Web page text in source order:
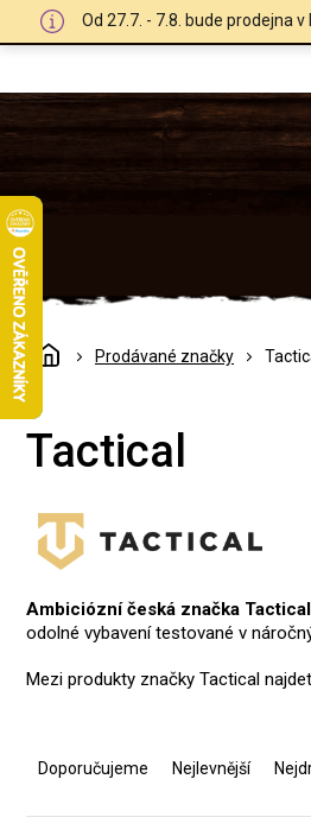
Od 27.7. - 7.8. bude prodejna
DomůProdávané značky
Tactical
Ambiciózní česká značka
odolné vybavení testované v
Mezi produkty značky Tactical
Doporučujeme Nejlevnější